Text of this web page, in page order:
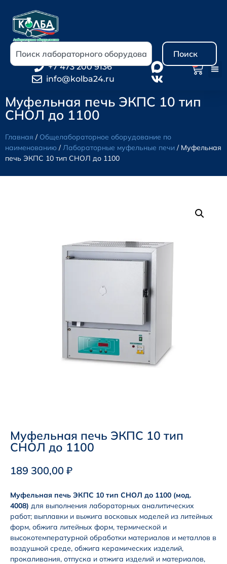
Поиск
+7 473 200 9136
info@kolba24.ru
Муфельная печь ЭКПС 10 тип
СНОЛ до 1100
Главная / Общелабораторное оборудование по
наименованию /Лабораторные муфельные печи / Муфельная
печь ЭКПС 10 тип СНОЛ до 1100
Муфельная печь ЭКПС 10 тип
СНОЛ до 1100
189 300,00 ₽
Муфельная печь ЭКПС 10 тип СНОЛ до 1100 (мод.
4008) для выполнения лабораторных аналитических
работ; выплавки и выжига восковых моделей из литейных
форм, обжига литейных форм, термической и
высокотемпературной обработки материалов и металлов в
воздушной среде, обжига керамических изделий,
прокаливания, отпуска и отжига изделий и материалов,